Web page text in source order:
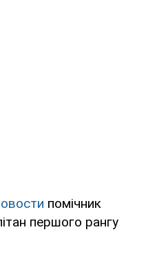
помічник
першого рангу